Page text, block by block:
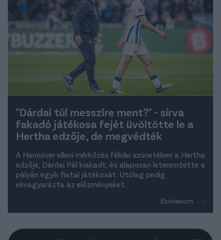
"Dárdai túl messzire ment?" - sírva
fakadó játékosa fejét üvöltötte le a
Hertha edzője, de megvédték
A Hannover elleni mérkőzés félidei szünetében a Hertha
edzője, Dárdai Pál kiakadt, és alaposan leteremtette a
pályán egyik fiatal játékosát. Utólag pedig
elmagyarázta az előzményeket.
Elolvasom